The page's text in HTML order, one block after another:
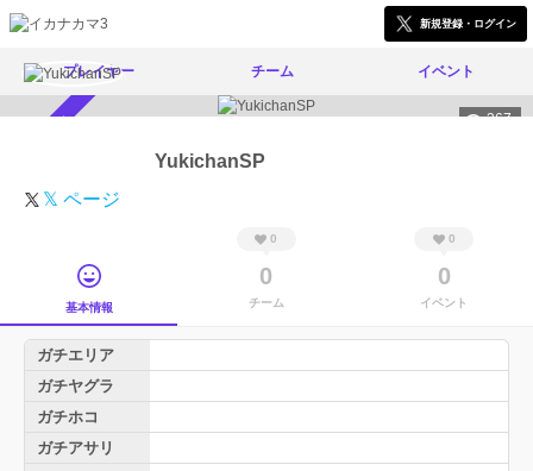
新規登録・ログイン
プレイヤー チーム イベント
367
YukichanSP
𝕏 ページ
基本情報
0
0
チーム
0
0
イベント
ガチエリア
ガチヤグラ
ガチホコ
ガチアサリ